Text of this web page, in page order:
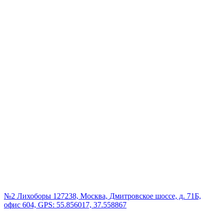
№2 Лихоборы 127238, Москва, Дмитровское шоссе, д. 71Б,
офис 604, GPS: 55.856017, 37.558867